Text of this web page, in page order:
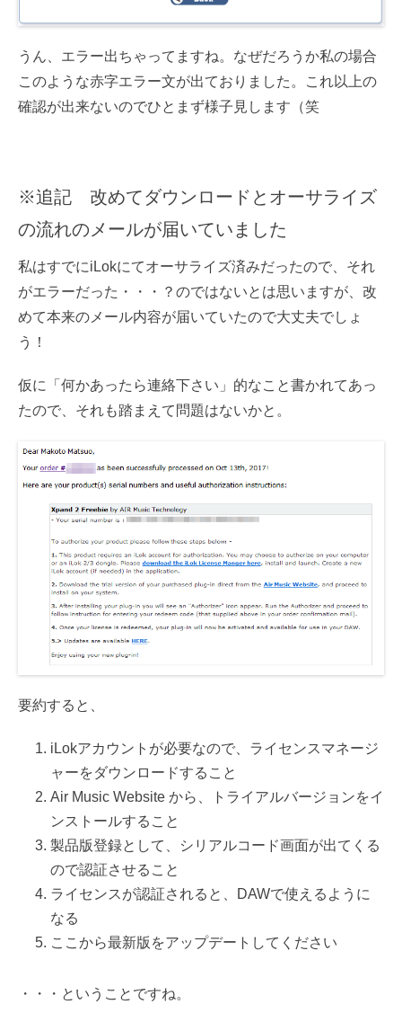
うん、エラー出ちゃってますね。なぜだろうか私の場合
このような赤字エラー文が出ておりました。これ以上の
確認が出来ないのでひとまず様子見します（笑
※追記 改めてダウンロードとオーサライズ
の流れのメールが届いていました
私はすでにiLokにてオーサライズ済みだったので、それ
がエラーだった・・・？のではないとは思いますが、改
めて本来のメール内容が届いていたので大丈夫でしょ
う！
仮に「何かあったら連絡下さい」的なこと書かれてあっ
たので、それも踏まえて問題はないかと。
要約すると、
iLokアカウントが必要なので、ライセンスマネージ
ャーをダウンロードすること
Air Music Website から、トライアルバージョンをイ
ンストールすること
製品版登録として、シリアルコード画面が出てくる
ので認証させること
ライセンスが認証されると、DAWで使えるように
なる
ここから最新版をアップデートしてください
・・・ということですね。